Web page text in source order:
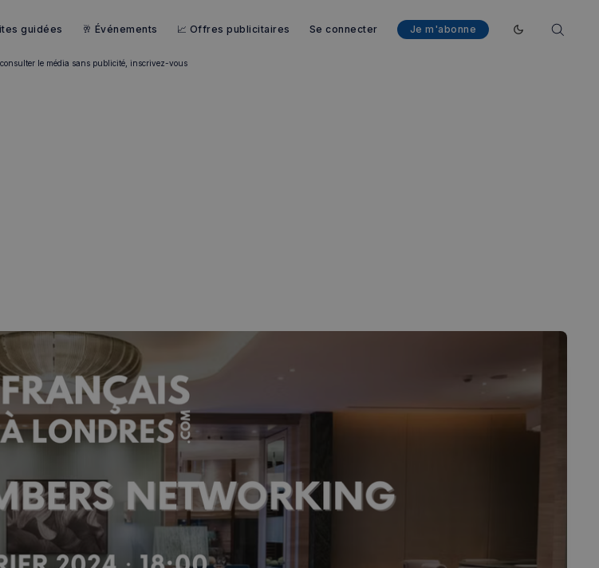
guidées 🥂 Événements 📈 Offres publicitaires Se connecter Je m'abonne
Enable dark mode
Rechercher dans Français à Londres - Magazine
fermer
le média sans publicité, inscrivez-vous